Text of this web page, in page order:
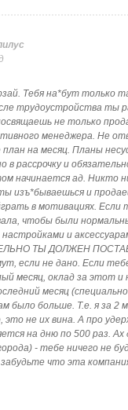
Тебя на*бут только
трудоустройства ты
не только
менеджера. Не
на месяц. Планы
в рассрочку и
начинается ад. Никто
изъ*бываешься и
в мотивациях. Если
чтобы были
и
ТЫ ДОЛЖЕН
если не дано. Если
месяц, оклад за этот
месяц
было больше. Т.е. я за 2
не их вина. А про
на дню по 500 раз.
- тебе ничего не
что эта